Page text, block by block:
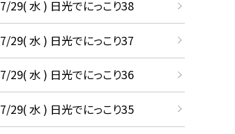
7/29( 水 ) 日光でにっこり38
7/29( 水 ) 日光でにっこり37
7/29( 水 ) 日光でにっこり36
7/29( 水 ) 日光でにっこり35